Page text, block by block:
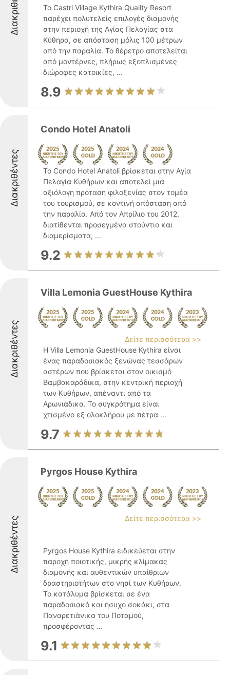
Το Castri Village Kythira Quality Resort
παρέχει πολυτελείς επιλογές διαμονής
στην περιοχή της Αγίας Πελαγίας στα
Κύθηρα, σε απόσταση μόλις 100 μέτρων
από την παραλία. Το θέρετρο αποτελείται
από μοντέρνες, πλήρως εξοπλισμένες
διώροφες κατοικίες, ...
8.9
Διακριθέντες
Condo Hotel Anatoli
Το Condo Hotel Anatoli βρίσκεται στην Αγία
Πελαγία Κυθήρων και αποτελεί μια
αξιόλογη πρόταση φιλοξενίας στον τομέα
του τουρισμού, σε κοντινή απόσταση από
την παραλία. Από τον Απρίλιο του 2012,
διατίθενται προσεγμένα στούντιο και
διαμερίσματα, ...
9.2
Διακριθέντες
Villa Lemonia GuestHouse Kythira
Δείτε περισσότερα >>
Η Villa Lemonia GuestHouse Kythira είναι
ένας παραδοσιακός ξενώνας τεσσάρων
αστέρων που βρίσκεται στον οικισμό
Βαμβακαράδικα, στην κεντρική περιοχή
των Κυθήρων, απέναντι από τα
Αρωνιάδικα. Το συγκρότημα είναι
χτισμένο εξ ολοκλήρου με πέτρα ...
9.7
Διακριθέντες
Pyrgos House Kythira
Δείτε περισσότερα >>
Pyrgos House Kythira ειδικεύεται στην
παροχή ποιοτικής, μικρής κλίμακας
διαμονής και αυθεντικών υπαίθριων
δραστηριοτήτων στο νησί των Κυθήρων.
Το κατάλυμα βρίσκεται σε ένα
παραδοσιακό και ήσυχο σοκάκι, στα
Παναρετιάνικα του Ποταμού,
προσφέροντας ...
9.1